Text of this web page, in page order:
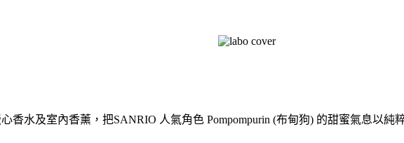
心香水及室內香薰，把SANRIO 人氣角色 Pompompurin (布甸狗) 的甜蜜氣息以